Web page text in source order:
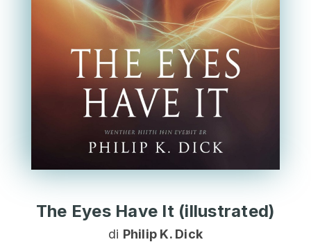
The Eyes Have It (illustrated)
di Philip K. Dick